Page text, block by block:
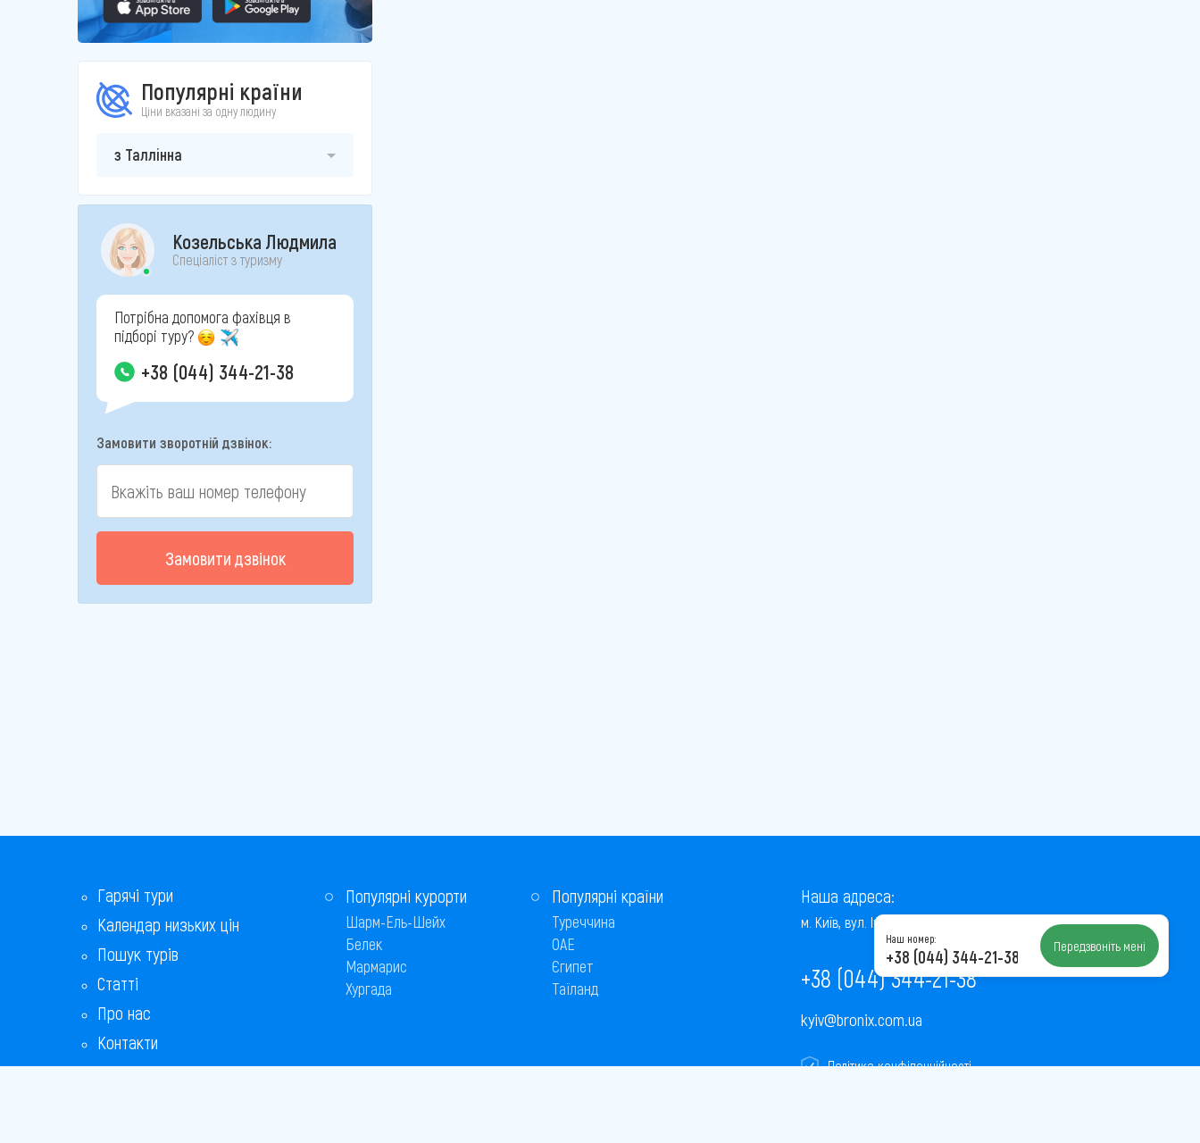
Популярні країни
Ціни вказані за одну людину
з Таллінна
Козельська Людмила
Спеціаліст з туризму
Потрібна допомога фахівця в
підборі туру?
+38 (044) 344-21-38
Замовити зворотній дзвінок:
Замовити дзвінок
Гарячі тури
Календар низьких цін
Пошук турів
Статті
Про нас
Контакти
Бонусна програма
Популярні курорти
Шарм-Ель-Шейх
Белек
Мармарис
Хургада
Популярні країни
Туреччина
ОАЕ
Єгипет
Таїланд
Наша адреса:
м. Київ, вул. Інститутська, 22/7, оф. 41
+38 (044) 344-21-38
kyiv@bronix.com.ua
Політика конфіденційності
Наш номер:
+38 (044) 344-21-38 Передзвоніть мені